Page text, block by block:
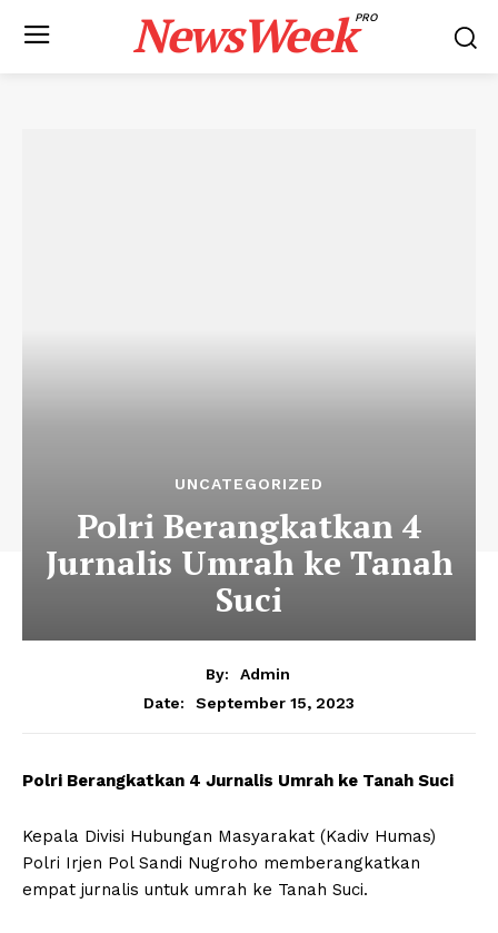
NewsWeekPRO
UNCATEGORIZED
Polri Berangkatkan 4
Jurnalis Umrah ke Tanah
Suci
By:
Admin
Date:
September 15, 2023
Polri Berangkatkan 4 Jurnalis Umrah ke Tanah Suci
Kepala Divisi Hubungan Masyarakat (Kadiv Humas)
Polri Irjen Pol Sandi Nugroho memberangkatkan
empat jurnalis untuk umrah ke Tanah Suci.